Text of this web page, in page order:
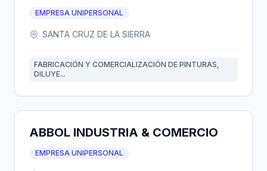
EMPRESA UNIPERSONAL
SANTA CRUZ DE LA SIERRA
FABRICACIÓN Y COMERCIALIZACIÓN DE PINTURAS,
DILUYE...
ABBOL INDUSTRIA & COMERCIO
EMPRESA UNIPERSONAL